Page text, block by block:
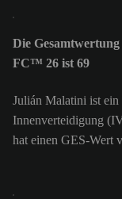
Die
FC™ 26 ist 69
Julián Malatini ist
Innenverteidigung
hat einen GES-Wert